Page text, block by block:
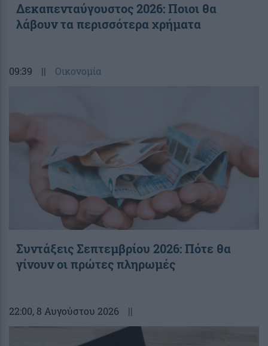
Δεκαπενταύγουστος 2026: Ποιοι θα
λάβουν τα περισσότερα χρήματα
09:39 || Οικονομία
Συντάξεις Σεπτεμβρίου 2026: Πότε θα
γίνουν οι πρώτες πληρωμές
22:00, 8 Αυγούστου 2026 ||